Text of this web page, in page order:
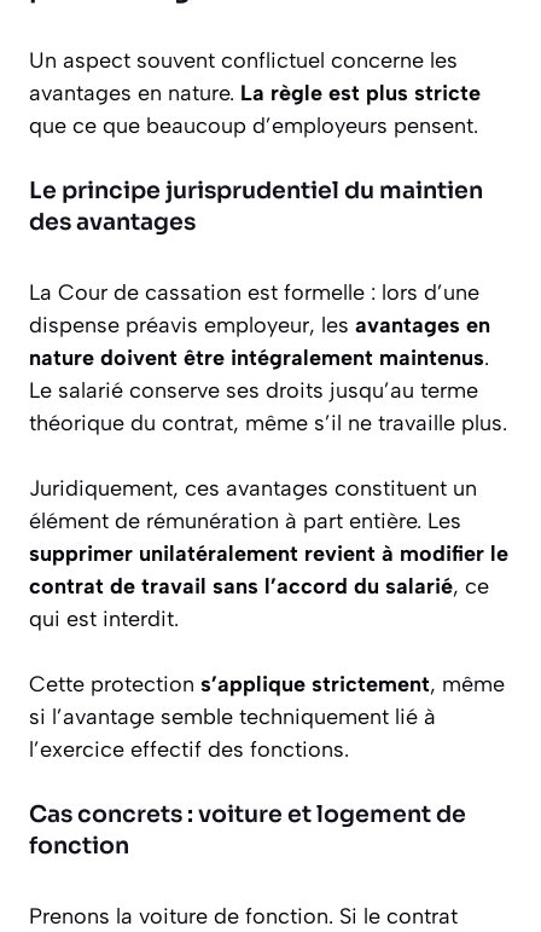
Un aspect souvent conflictuel concerne les
avantages en nature. La règle est plus stricte
que ce que beaucoup d’employeurs pensent.
Le principe jurisprudentiel du maintien
des avantages
La Cour de cassation est formelle : lors d’une
dispense préavis employeur, les avantages en
nature doivent être intégralement maintenus.
Le salarié conserve ses droits jusqu’au terme
théorique du contrat, même s’il ne travaille plus.
Juridiquement, ces avantages constituent un
élément de rémunération à part entière. Les
supprimer unilatéralement revient à modifier le
contrat de travail sans l’accord du salarié, ce
qui est interdit.
Cette protection s’applique strictement, même
si l’avantage semble techniquement lié à
l’exercice effectif des fonctions.
Cas concrets : voiture et logement de
fonction
Prenons la voiture de fonction. Si le contrat